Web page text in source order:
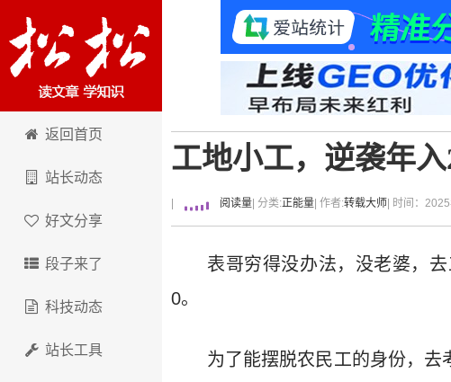
卢松松博客
返回首页
站长动态
好文分享
段子来了
科技动态
站长工具
工地小工，逆袭年入
阅读量 | 分类:正能量 | 作者:转载大师 | 时间：
表哥穷得没办法，没老婆，
0。
为了能摆脱农民工的身份，